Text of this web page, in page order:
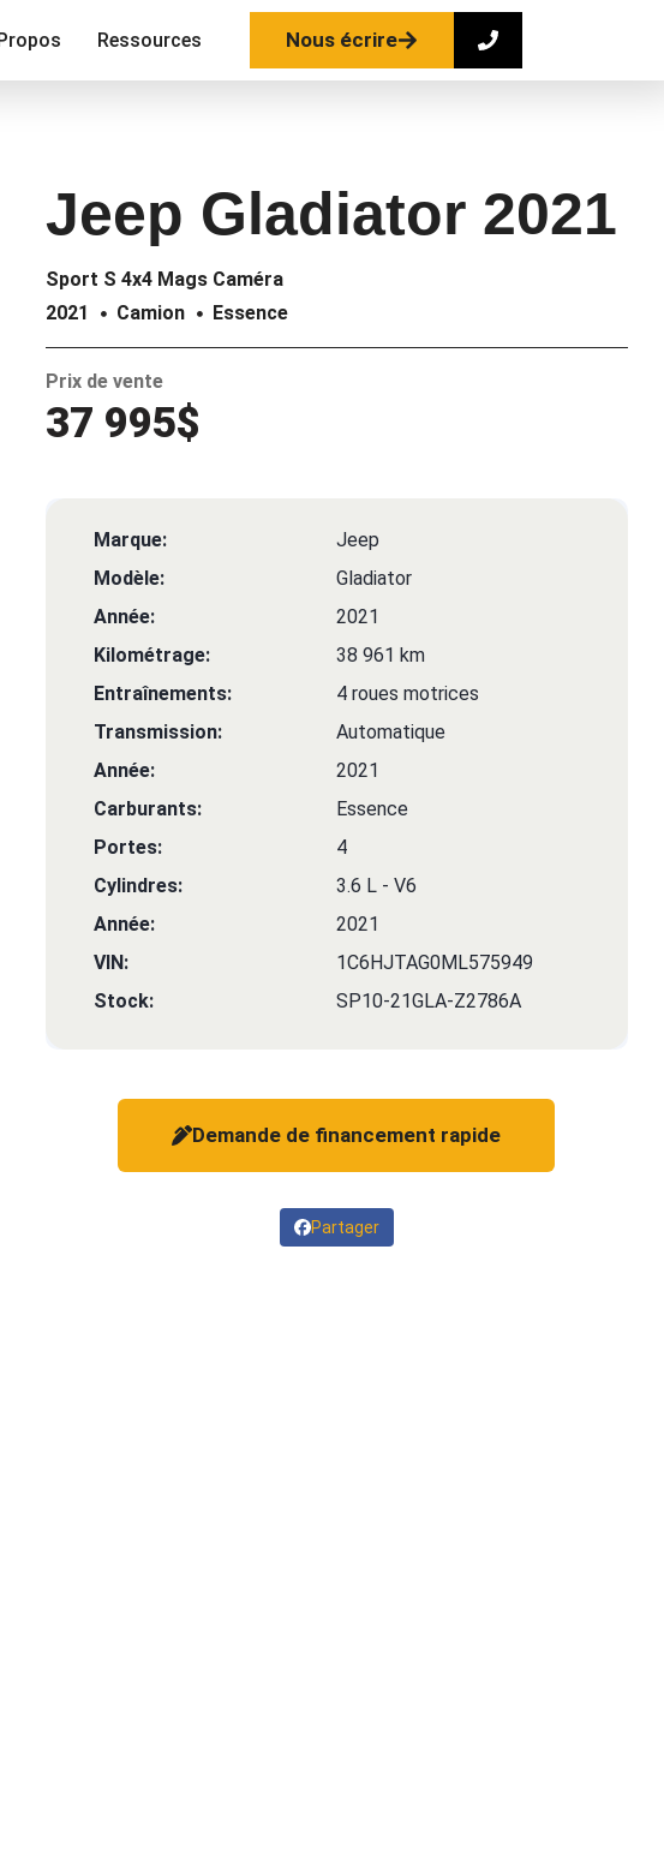
Nous écrire
Ressources
Jeep Gladiator 2021
Sport S 4x4 Mags Caméra
2021
Camion Essence
Prix de vente
37 995$
Marque:
Jeep
Modèle:
Gladiator
Année:
2021
Kilométrage:
38 961 km
Entraînements:
4 roues motrices
Transmission:
Automatique
Année:
2021
Carburants:
Essence
Portes:
4
Cylindres:
3.6 L - V6
Année:
2021
VIN:
1C6HJTAG0ML575949
Stock:
SP10-21GLA-Z2786A
Demande de financement rapide
Partager